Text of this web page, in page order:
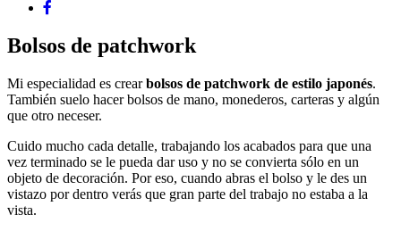
Bolsos de patchwork
Mi especialidad es crearbolsos de patchwork de estilo japonés.
También suelo hacer bolsos de mano, monederos, carteras y algún
que otro neceser.
Cuido mucho cada detalle, trabajando los acabados para que una
vez terminado se le pueda dar uso y no se convierta sólo en un
objeto de decoración. Por eso, cuando abras el bolso y le des un
vistazo por dentro verás que gran parte del trabajo no estaba a la
vista.